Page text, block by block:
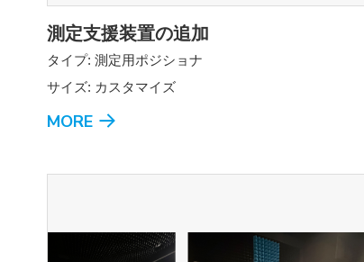
測定支援装置の追加
タイプ: 測定用ポジショナ
サイズ: カスタマイズ
MORE